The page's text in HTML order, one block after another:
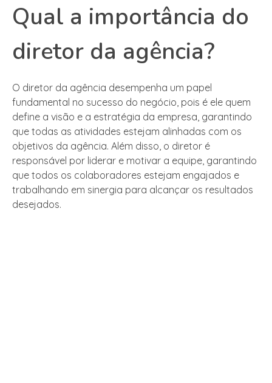
Qual a importância do
diretor da agência?
O diretor da agência desempenha um papel
fundamental no sucesso do negócio, pois é ele quem
define a visão e a estratégia da empresa, garantindo
que todas as atividades estejam alinhadas com os
objetivos da agência. Além disso, o diretor é
responsável por liderar e motivar a equipe, garantindo
que todos os colaboradores estejam engajados e
trabalhando em sinergia para alcançar os resultados
desejados.